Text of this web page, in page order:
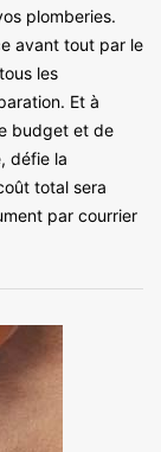
plomberies.
avant tout par le
les
Et à
budget et de
défie la
total sera
par courrier